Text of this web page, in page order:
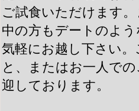
ご試食いただけます
中の方もデートのよ
気軽にお越し下さい。
と、またはお一人で
迎しております。